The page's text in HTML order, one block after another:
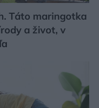
Táto maringotka
a život, v